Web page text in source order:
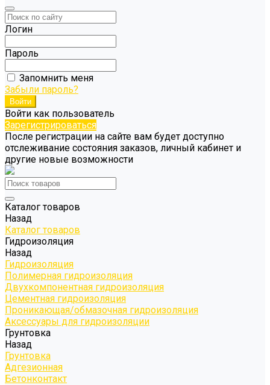
Логин
Пароль
Запомнить меня
Забыли пароль?
Войти как пользователь
Зарегистрироваться
После регистрации на сайте вам будет доступно
отслеживание состояния заказов, личный кабинет и
другие новые возможности
Каталог товаров
Назад
Каталог товаров
Гидроизоляция
Назад
Гидроизоляция
Полимерная гидроизоляция
Двухкомпонентная гидроизоляция
Цементная гидроизоляция
Проникающая/обмазочная гидроизоляция
Аксессуары для гидроизоляции
Грунтовка
Назад
Грунтовка
Адгезионная
Бетонконтакт